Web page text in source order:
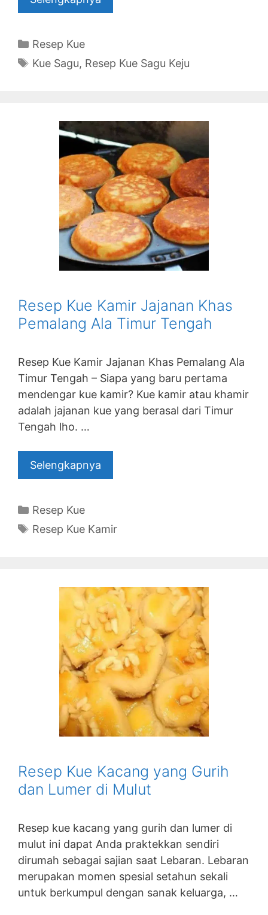
Categories
Resep Kue
Tags
Kue Sagu, Resep Kue Sagu Keju
Resep Kue Kamir Jajanan Khas
Pemalang Ala Timur Tengah
Resep Kue Kamir Jajanan Khas Pemalang Ala
Timur Tengah – Siapa yang baru pertama
mendengar kue kamir? Kue kamir atau khamir
adalah jajanan kue yang berasal dari Timur
Tengah lho. …
Selengkapnya
Categories
Resep Kue
Tags
Resep Kue Kamir
Resep Kue Kacang yang Gurih
dan Lumer di Mulut
Resep kue kacang yang gurih dan lumer di
mulut ini dapat Anda praktekkan sendiri
dirumah sebagai sajian saat Lebaran. Lebaran
merupakan momen spesial setahun sekali
untuk berkumpul dengan sanak keluarga, …